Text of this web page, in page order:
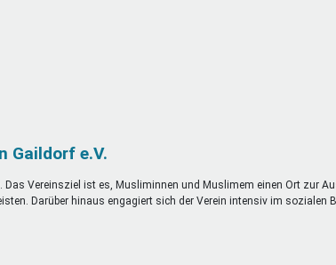
Gaildorf e.V.
Das Vereinsziel ist es, Musliminnen und Muslimem einen Ort zur
Darüber hinaus engagiert sich der Verein intensiv im sozialen